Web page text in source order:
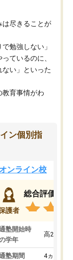
は尽きることが
勉強しない」
ているのに、
い」といった
育事情がわ
ン個別指
オンライン校
護者
総合評価
塾開始時
学年
高2
塾期間 4ヵ月～1